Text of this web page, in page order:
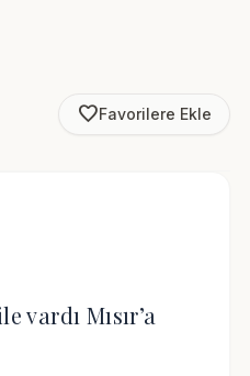
favorite_borderFavorilere Ekle
Mısır’a